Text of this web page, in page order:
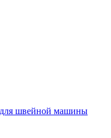
швейной машины